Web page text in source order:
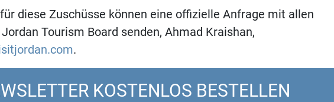
diese Zuschüsse können eine offizielle Anfrage mit allen
Tourism Board senden, Ahmad Kraishan,
.
KOSTENLOS BESTELLEN